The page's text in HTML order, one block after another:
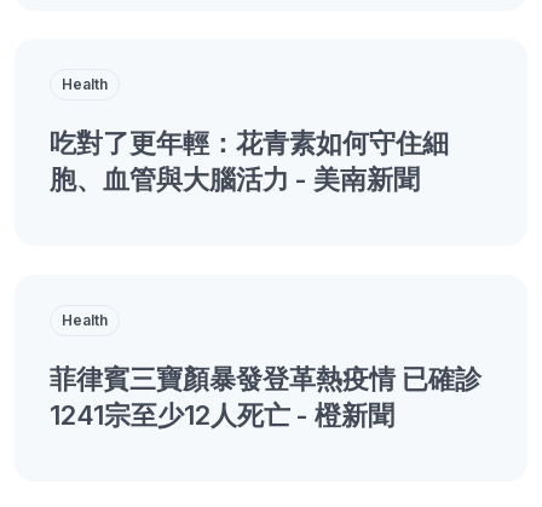
Health
吃對了更年輕：花青素如何守住細
胞、血管與大腦活力 - 美南新聞
Health
菲律賓三寶顏暴發登革熱疫情 已確診
1241宗至少12人死亡 - 橙新聞